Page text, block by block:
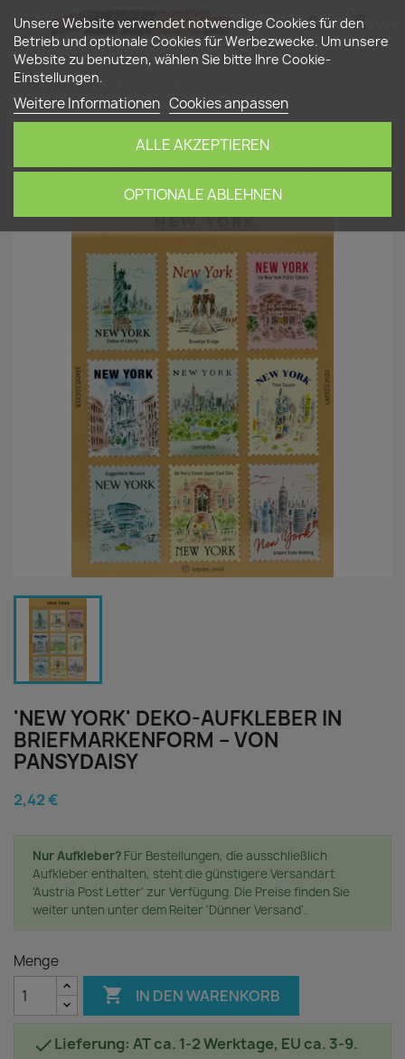
 shopping_cart

search
Deko-Aufkleber in Briefmarkenform – von Pansydaisy
'NEW YORK' DEKO-AUFKLEBER IN
BRIEFMARKENFORM – VON
PANSYDAISY
2,42 €
Nur Aufkleber? Für Bestellungen, die ausschließlich
Aufkleber enthalten, steht die günstigere Versandart
'Austria Post Letter' zur Verfügung. Die Preise finden Sie
weiter unten unter dem Reiter 'Dünner Versand'.
Menge
 IN DEN WARENKORB
Lieferung: AT ca. 1-2 Werktage, EU ca. 3-9.
Unsere Website verwendet notwendige Cookies für den
Betrieb und optionale Cookies für Werbezwecke. Um unsere
Website zu benutzen, wählen Sie bitte Ihre Cookie-
Einstellungen.
Weitere Informationen Cookies anpassen
OPTIONALE ABLEHNEN
ALLE AKZEPTIEREN